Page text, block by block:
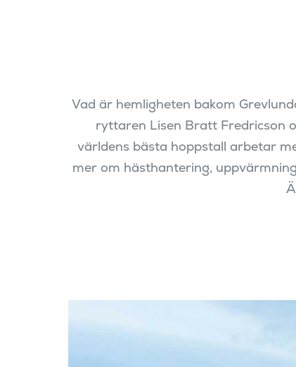
Vad är hemligheten bakom
ryttaren Lisen Bratt Fredricson
världens bästa hoppstall arbetar
mer om hästhantering,